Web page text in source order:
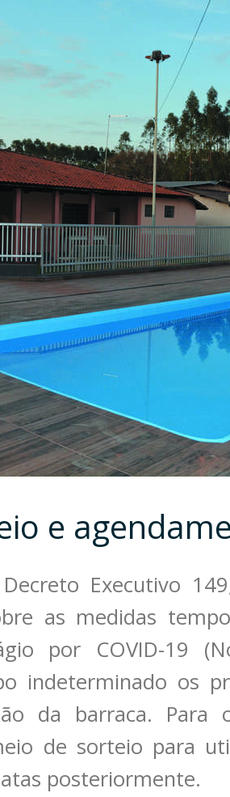
e
Executivo
as medidas
por COVID-19
indeterminado os
da barraca. Para
de sorteio para
posteriormente.